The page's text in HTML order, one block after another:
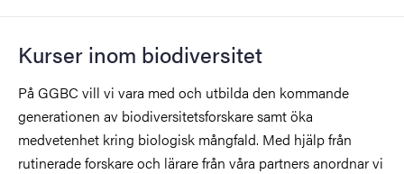
Kurser inom biodiversitet
På GGBC vill vi vara med och utbilda den kommande
generationen av biodiversitetsforskare samt öka
medvetenhet kring biologisk mångfald. Med hjälp från
rutinerade forskare och lärare från våra partners anordnar vi